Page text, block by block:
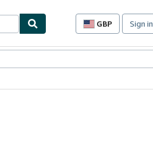
GBP
Site
preferences
Sign in